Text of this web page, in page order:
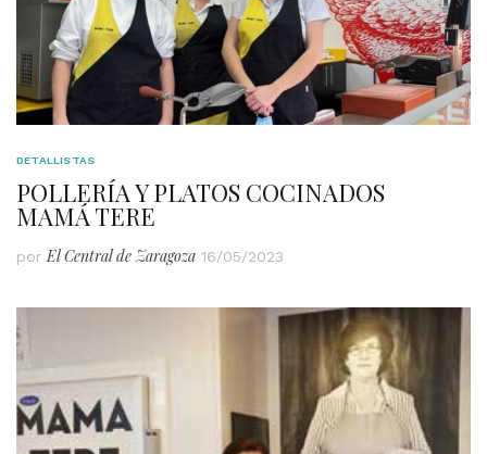
DETALLISTAS
POLLERÍA Y PLATOS COCINADOS
MAMÁ TERE
por El Central de Zaragoza 16/05/2023